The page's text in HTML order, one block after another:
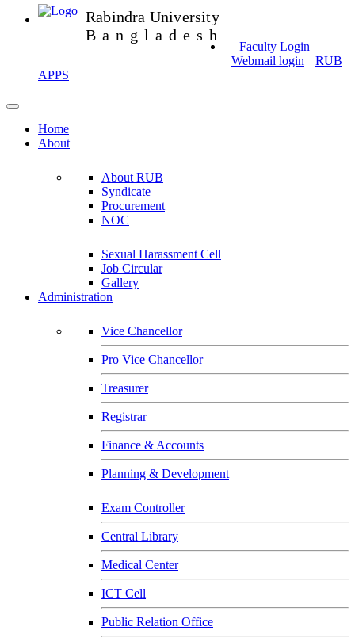
Rabindra University
Bangladesh
Faculty Login
Webmail login
RUB
APPS
Home
About
About RUB
Syndicate
Procurement
NOC
Sexual Harassment Cell
Job Circular
Gallery
Administration
Vice Chancellor
Pro Vice Chancellor
Treasurer
Registrar
Finance & Accounts
Planning & Development
Exam Controller
Central Library
Medical Center
ICT Cell
Public Relation Office